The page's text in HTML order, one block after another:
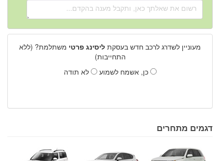
מעוניין לשדרג לרכב חדש בעסקת ליסינג פרטי משתלמת? (ללא
התחייבות)
כן, אשמח לשמוע
לא תודה
דגמים מתחרים